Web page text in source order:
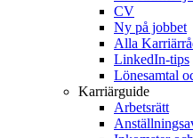
CV
Ny på jobbet
Alla
LinkedIn-tips
Lönesamtal
Karriärguide
Arbetsrätt